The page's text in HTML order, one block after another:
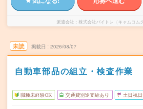
派遣会社 株式会社バイトレ（キャムコム
未読 掲載日 2026/08/07
自動車部品の組立・検査作業
職種未経験OK 交通費別途支給あり 土日祝